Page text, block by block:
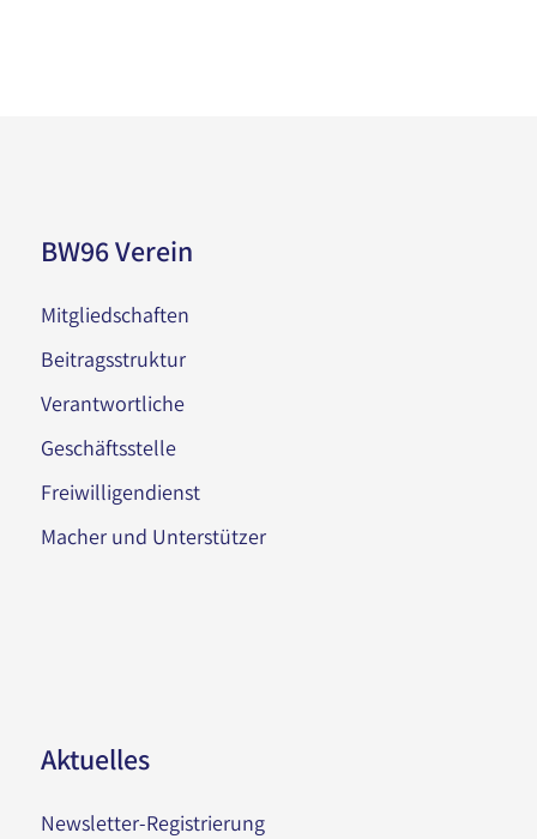
BW96 Verein
Mitgliedschaften
Beitragsstruktur
Verantwortliche
Geschäftsstelle
Freiwilligendienst
Macher und Unterstützer
Aktuelles
Newsletter-Registrierung